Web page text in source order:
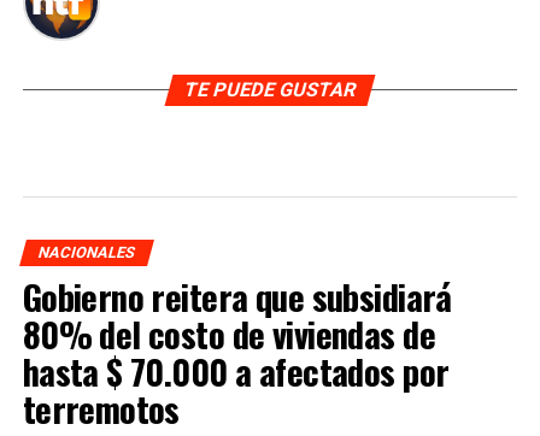
TE PUEDE GUSTAR
NACIONALES
Gobierno reitera que subsidiará
80% del costo de viviendas de
hasta $ 70.000 a afectados por
terremotos